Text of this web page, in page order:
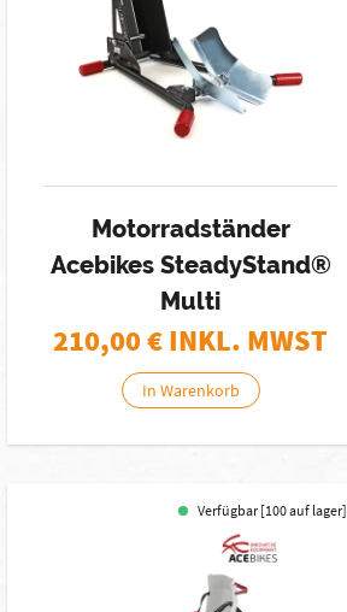
Motorradständer
Acebikes SteadyStand®
Multi
210,00€ INKL. MWST
In Warenkorb
Verfügbar [100 auf lager]